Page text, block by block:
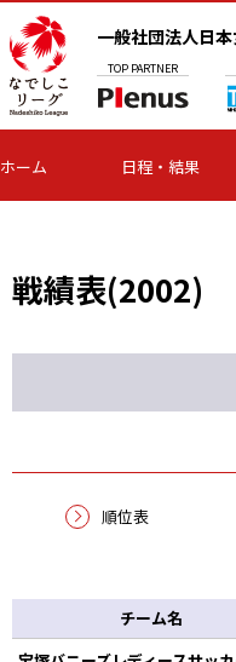
一般社団法人日
TOP PARTNER
ホーム 日程・結果
戦績表(2002)
順位表
チーム名